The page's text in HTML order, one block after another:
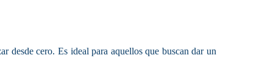
desde cero. Es ideal para aquellos que buscan dar un